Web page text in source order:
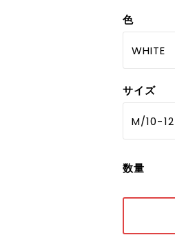
色
サイズ
数量